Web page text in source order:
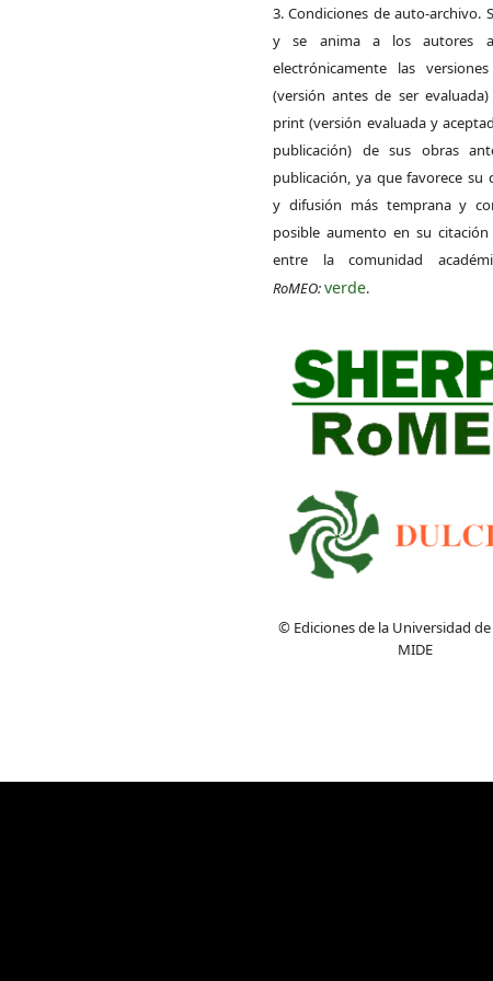
3. Condiciones de auto-archivo.
y se anima a los autores
electrónicamente las
(versión antes de ser
print (versión evaluada y
publicación) de sus obras
publicación, ya que favorece su
y difusión más temprana y
posible aumento en su citación
entre la comunidad
RoMEO:verde.
© Ediciones de la Universidad
MIDE